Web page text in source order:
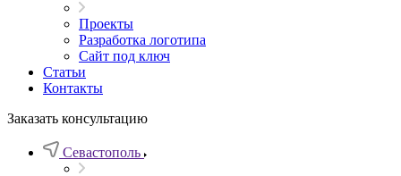
Проекты
Разработка логотипа
Сайт под ключ
Статьи
Контакты
Заказать консультацию
Севастополь